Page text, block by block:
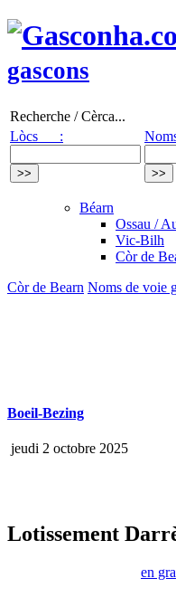
gascons
Recherche / Cèrca...
Lòcs :
Béarn
Ossau /
Vic-Bilh
Còr de
Còr de Bearn Noms de voie
Boeil-Bezing
jeudi 2 octobre 2025
Lotissement
en